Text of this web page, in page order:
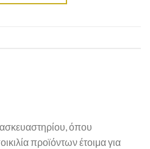
όπου
προϊόντων έτοιμα για